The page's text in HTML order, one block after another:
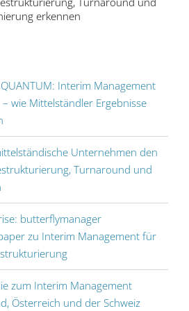
den richtigen CRO für
erkennen
Interim Management
wie Mittelständler Ergebnisse
Unternehmen den
Turnaround und
butterflymanager
zu Interim Management für
zum Interim Management
Österreich und der Schweiz